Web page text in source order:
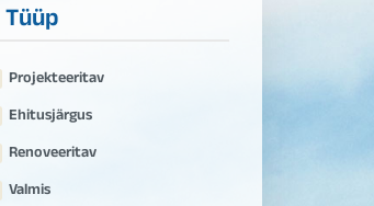
Tüüp
Projekteeritav
Ehitusjärgus
Renoveeritav
Valmis